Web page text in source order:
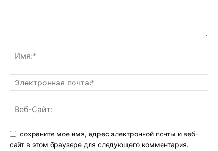
сохраните мое имя, адрес электронной почты и веб-
сайт в этом браузере для следующего комментария.